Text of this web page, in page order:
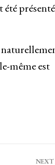
même est
NEXT